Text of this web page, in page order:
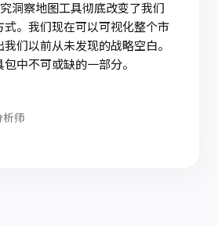
洞察地图工具彻底改变了我们
式。我们现在可以可视化整个市
们以前从未发现的战略空白。
中不可或缺的一部分。
析师